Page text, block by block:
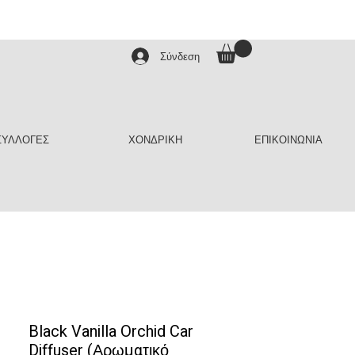
Σύνδεση
ΧΟΝΔΡΙΚΗ ΕΠΙΚΟΙΝΩΝΙΑ
Black Vanilla Orchid Car